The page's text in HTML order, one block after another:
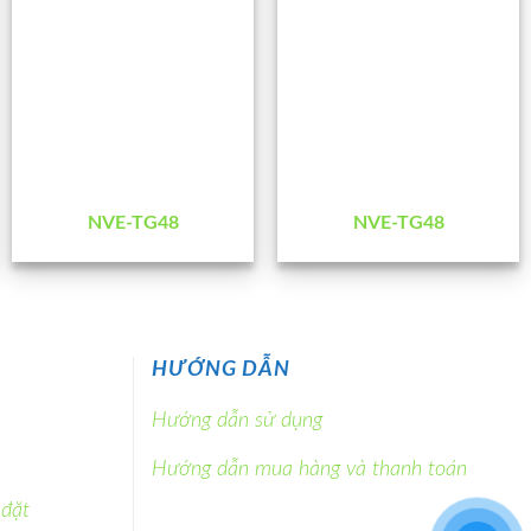
NVE-TG48 NVE-TG48
HƯỚNG DẪN
Hướng dẫn sử dụng
Hướng dẫn mua hàng và thanh toán